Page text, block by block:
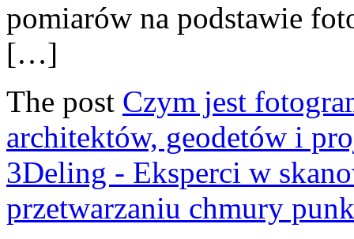
pomiarów na podstawie
[…]
The post Czym jest
architektów, geodetów i
3Deling - Eksperci w
przetwarzaniu chmury